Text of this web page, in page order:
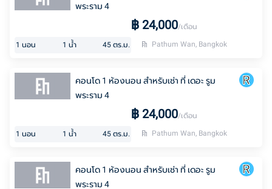
พระราม 4
฿ 24,000/เดือน
1 นอน 1 น้ำ 45 ตร.ม. Pathum Wan, Bangkok
คอนโด 1 ห้องนอน สำหรับเช่า ที่ เดอะ รูม
พระราม 4
฿ 24,000/เดือน
1 นอน 1 น้ำ 45 ตร.ม. Pathum Wan, Bangkok
คอนโด 1 ห้องนอน สำหรับเช่า ที่ เดอะ รูม
พระราม 4